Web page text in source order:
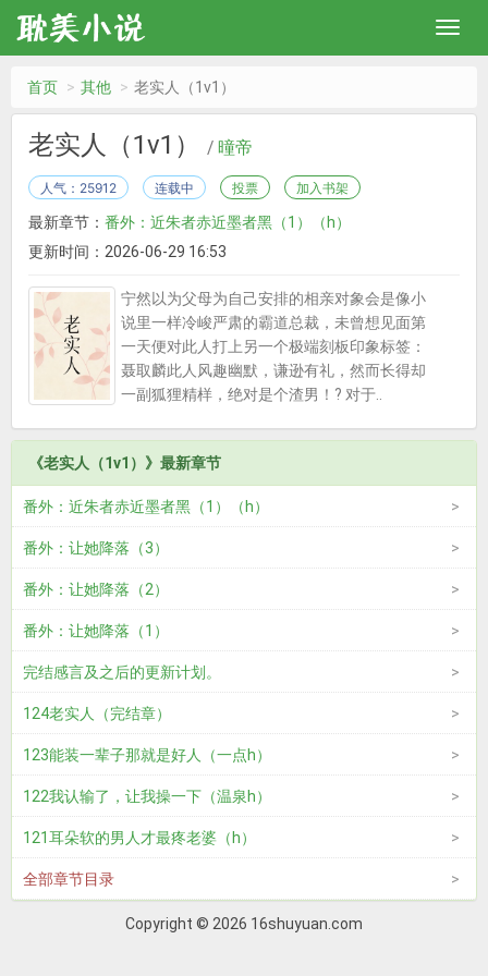
首页 其他 老实人（1v1）
老实人（1v1） / 曈帝
人气：25912 连载中 投票 加入书架
最新章节： 番外：近朱者赤近墨者黑（1）（h）
更新时间：2026-06-29 16:53
宁然以为父母为自己安排的相亲对象会是像小
说里一样冷峻严肃的霸道总裁，未曾想见面第
一天便对此人打上另一个极端刻板印象标签：
聂取麟此人风趣幽默，谦逊有礼，然而长得却
一副狐狸精样，绝对是个渣男！? 对于..
《老实人（1v1）》最新章节
番外：近朱者赤近墨者黑（1）（h）
番外：让她降落（3）
番外：让她降落（2）
番外：让她降落（1）
完结感言及之后的更新计划。
124老实人（完结章）
123能装一辈子那就是好人（一点h）
122我认输了，让我操一下（温泉h）
121耳朵软的男人才最疼老婆（h）
全部章节目录
Copyright © 2026 16shuyuan.com